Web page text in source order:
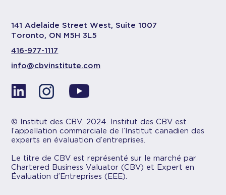
141 Adelaide Street West, Suite 1007
Toronto, ON M5H 3L5
416-977-1117
info@cbvinstitute.com
© Institut des CBV, 2024. Institut des CBV est
l’appellation commerciale de l’Institut canadien des
experts en évaluation d’entreprises.
Le titre de CBV est représenté sur le marché par
Chartered Business Valuator (CBV) et Expert en
Évaluation d’Entreprises (EEE).